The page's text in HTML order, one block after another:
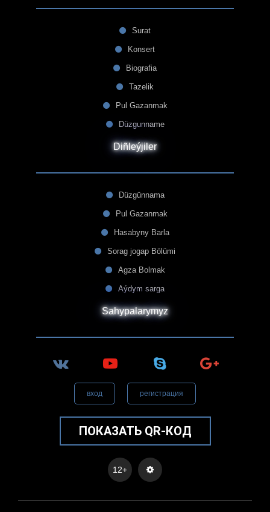
Surat
Konsert
Biografia
Tazelik
Pul Gazanmak
Düzgunname
Diñleýjiler
Düzgünnama
Pul Gazanmak
Hasabyny Barla
Sorag jogap Bölümi
Agza Bolmak
Aýdym sarga
Sahypalarymyz
вход регистрация
ПОКАЗАТЬ QR-КОД
12+